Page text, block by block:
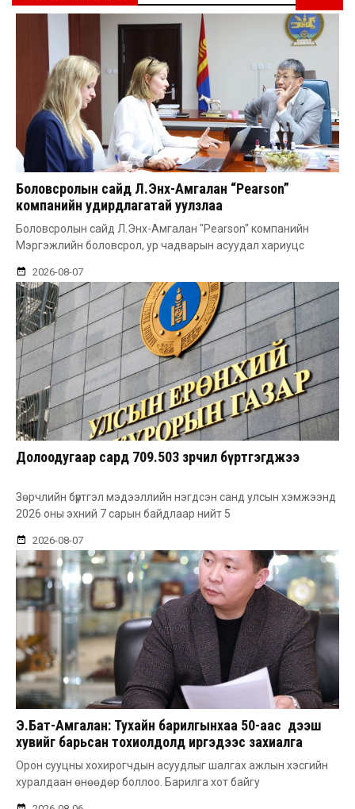
Боловсролын сайд Л.Энх-Амгалан “Pearson”
компанийн удирдлагатай уулзлаа
Боловсролын сайд Л.Энх-Амгалан "Pearson" компанийн
Мэргэжлийн боловсрол, ур чадварын асуудал хариуцс
2026-08-07
Долоодугаар сард 709.503 зөрчил бүртгэгджээ
Зөрчлийн бүртгэл мэдээллийн нэгдсэн санд улсын хэмжээнд
2026 оны эхний 7 сарын байдлаар нийт 5
2026-08-07
Э.Бат-Амгалан: Тухайн барилгынхаа 50-аас дээш
хувийг барьсан тохиолдолд иргэдээс захиалга
авдаг болгоно
Орон сууцны хохирогчдын асуудлыг шалгах ажлын хэсгийн
хуралдаан өнөөдөр боллоо. Барилга хот байгу